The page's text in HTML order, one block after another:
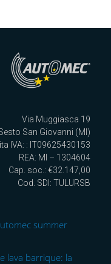
Via Muggiasca 19
San Giovanni (MI)
IVA: : IT09625430153
REA: MI – 1304604
Cap. soc.: €32.147,00
Cod. SDI: TULURSB
summer
lava barrique: la